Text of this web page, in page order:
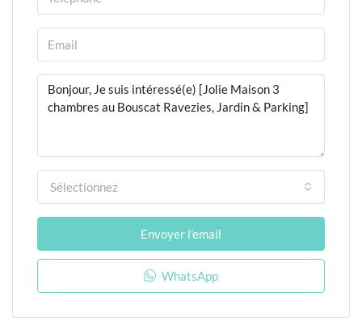
Sélectionnez
Envoyer l'email
WhatsApp